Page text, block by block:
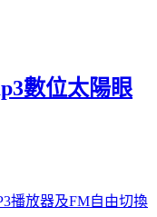
數位太陽眼
播放器及FM自由切換